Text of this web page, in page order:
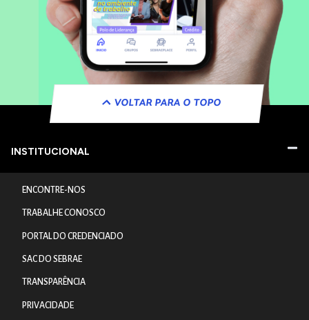
VOLTAR PARA O TOPO
INSTITUCIONAL
ENCONTRE-NOS
TRABALHE CONOSCO
PORTAL DO CREDENCIADO
SAC DO SEBRAE
TRANSPARÊNCIA
PRIVACIDADE